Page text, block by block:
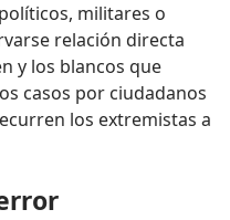
militares o
relación directa
y los blancos que
casos por ciudadanos
los extremistas a